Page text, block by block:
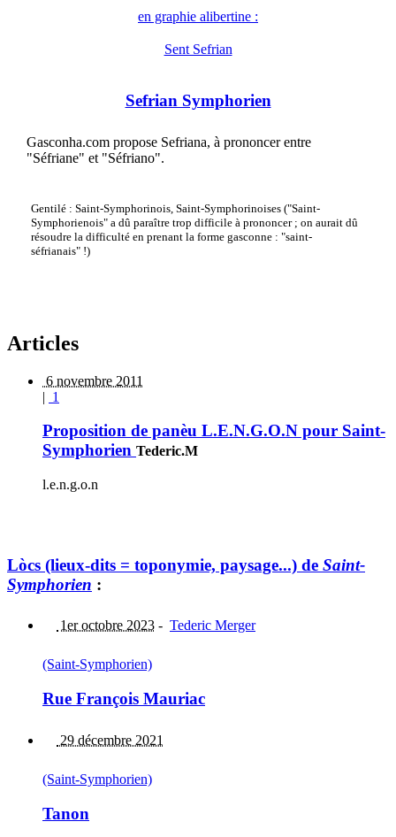
en graphie alibertine :
Sent Sefrian
Sefrian Symphorien
Gasconha.com propose Sefriana, à prononcer entre
"Séfriane" et "Séfriano".
Gentilé : Saint-Symphorinois, Saint-Symphorinoises ("Saint-
Symphorienois" a dû paraître trop difficile à prononcer ; on aurait dû
résoudre la difficulté en prenant la forme gasconne : "saint-
séfrianais" !)
Articles
6 novembre 2011
| 1
Proposition de panèu L.E.N.G.O.N pour Saint-
Symphorien Tederic.M
l.e.n.g.o.n
Lòcs (lieux-dits = toponymie, paysage...) de Saint-
Symphorien :
1er octobre 2023 - Tederic Merger
(Saint-Symphorien)
Rue François Mauriac
29 décembre 2021
(Saint-Symphorien)
Tanon